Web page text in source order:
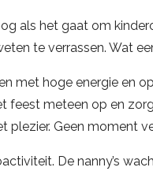
als het gaat om
te verrassen. Wat
met hoge energie en
feest meteen op en
Geen moment
De nanny’s